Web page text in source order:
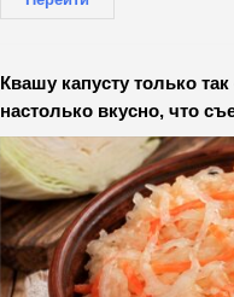
Квашу капусту только
настолько вкусно, что